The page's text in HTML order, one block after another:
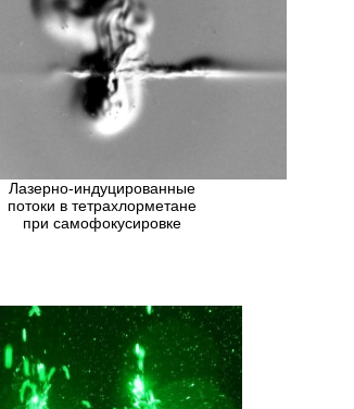
Лазерно-индуцированные
потоки в тетрахлорметане
при самофокусировке